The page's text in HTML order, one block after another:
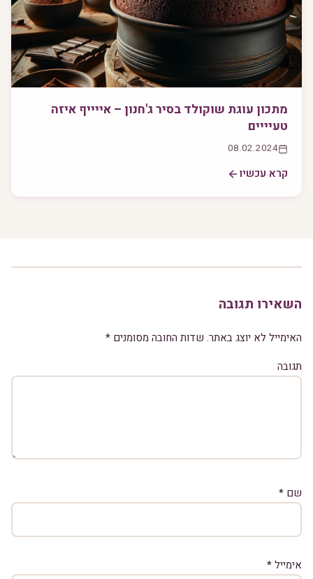
מתכון עוגת שוקולד בסיר ג'חנון – אייייף איזה
טעיייים
08.02.2024
קרא עכשיו
השאירו תגובה
האימייל לא יוצג באתר. שדות החובה מסומנים *
תגובה
שם *
אימייל*